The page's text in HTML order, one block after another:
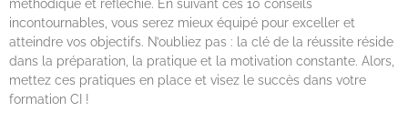
méthodique et réfléchie. En suivant ces 10 conseils
incontournables, vous serez mieux équipé pour exceller et
atteindre vos objectifs. N’oubliez pas : la clé de la réussite réside
dans la préparation, la pratique et la motivation constante. Alors,
mettez ces pratiques en place et visez le succès dans votre
formation CI !